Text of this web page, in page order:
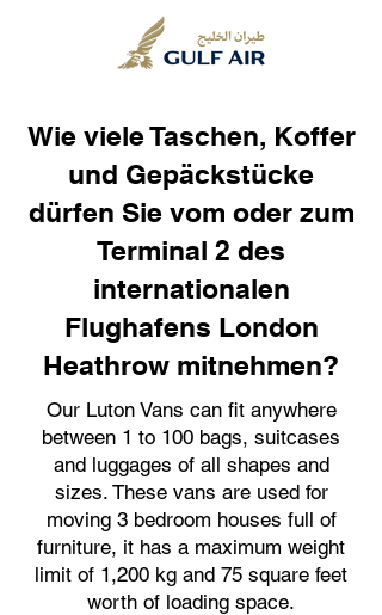
Wie viele Taschen, Koffer
und Gepäckstücke
dürfen Sie vom oder zum
Terminal 2 des
internationalen
Flughafens London
Heathrow mitnehmen?
Our Luton Vans can fit anywhere
between 1 to 100 bags, suitcases
and luggages of all shapes and
sizes. These vans are used for
moving 3 bedroom houses full of
furniture, it has a maximum weight
limit of 1,200 kg and 75 square feet
worth of loading space.